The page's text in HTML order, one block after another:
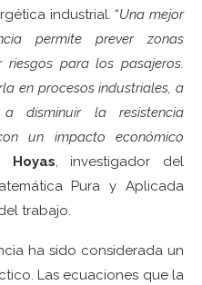
industrial. “Una mejor
permite prever zonas
para los pasajeros.
en procesos industriales, a
disminuir la resistencia
un impacto económico
Hoyas, investigador del
Pura y Aplicada
trabajo.
ha sido considerada un
Las ecuaciones que la